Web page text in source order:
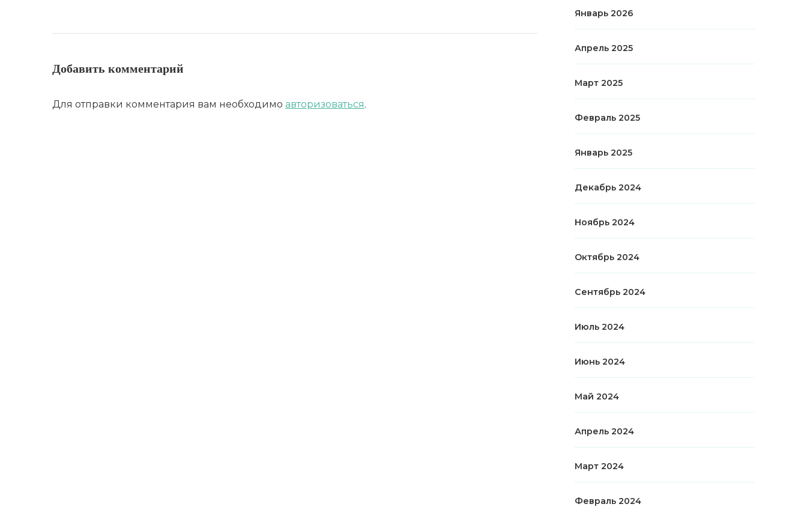
Добавить комментарий
Для отправки комментария вам необходимо авторизоваться.
Январь 2026
Апрель 2025
Март 2025
Февраль 2025
Январь 2025
Декабрь 2024
Ноябрь 2024
Октябрь 2024
Сентябрь 2024
Июль 2024
Июнь 2024
Май 2024
Апрель 2024
Март 2024
Февраль 2024